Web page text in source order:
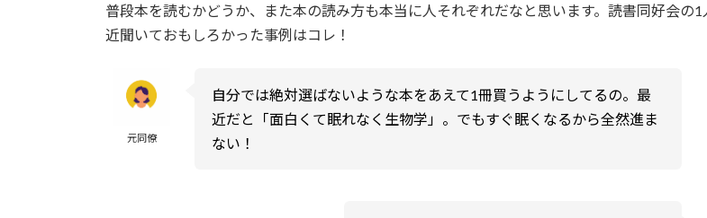
普段本を読むかどうか、また本の読み方も本当に人それぞれだなと思います。読書同好会の1
近聞いておもしろかった事例はコレ！
元同僚
自分では絶対選ばないような本をあえて1冊買うようにしてるの。最
近だと「面白くて眠れなく生物学」。でもすぐ眠くなるから全然進ま
ない！